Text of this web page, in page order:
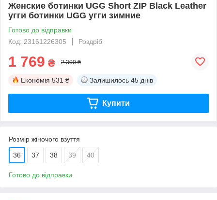
Женские ботинки UGG Short ZIP Black Leather
угги ботинки UGG угги зимние
Готово до відправки
Код: 23161226305
Роздріб
1 769 ₴ 2 300 ₴
Економія 531 ₴ Залишилось 45 днів
Купити
Розмір жіночого взуття
36 37 38 39 40
Готово до відправки